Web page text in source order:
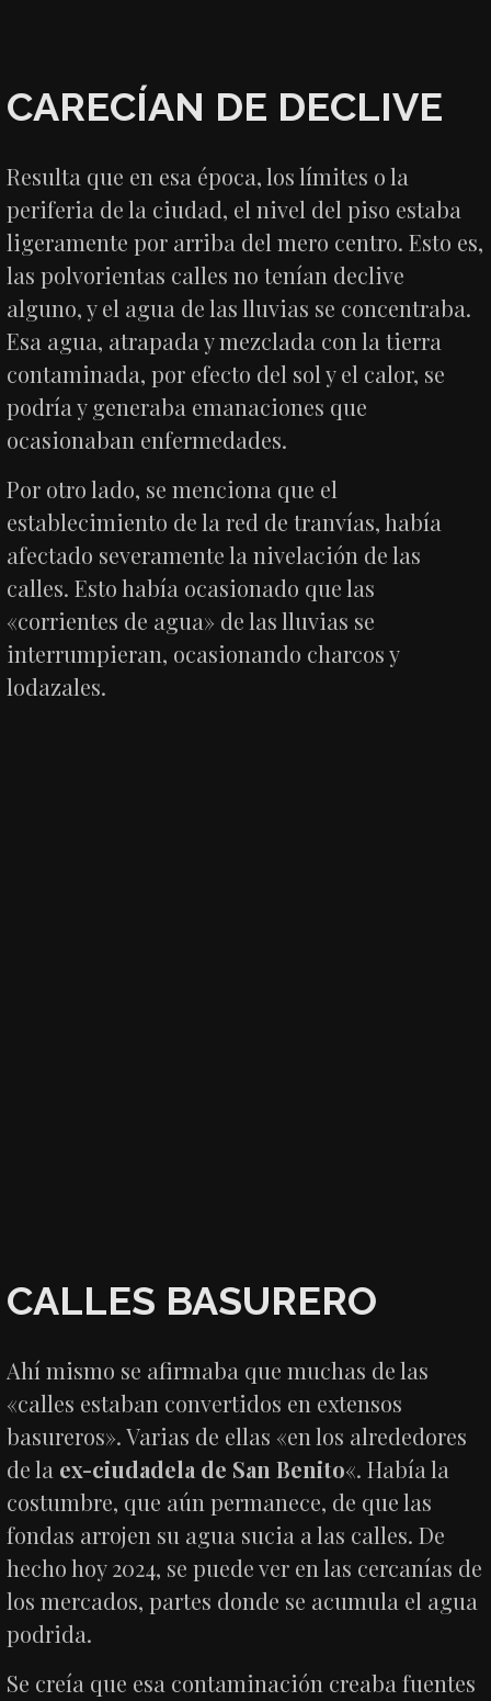
CARECÍAN DE DECLIVE
Resulta que en esa época, los límites o la
periferia de la ciudad, el nivel del piso estaba
ligeramente por arriba del mero centro. Esto es,
las polvorientas calles no tenían declive
alguno, y el agua de las lluvias se concentraba.
Esa agua, atrapada y mezclada con la tierra
contaminada, por efecto del sol y el calor, se
podría y generaba emanaciones que
ocasionaban enfermedades.
Por otro lado, se menciona que el
establecimiento de la red de tranvías, había
afectado severamente la nivelación de las
calles. Esto había ocasionado que las
«corrientes de agua» de las lluvias se
interrumpieran, ocasionando charcos y
lodazales.
CALLES BASURERO
Ahí mismo se afirmaba que muchas de las
«calles estaban convertidos en extensos
basureros». Varias de ellas «en los alrededores
de la ex-ciudadela de San Benito«. Había la
costumbre, que aún permanece, de que las
fondas arrojen su agua sucia a las calles. De
hecho hoy 2024, se puede ver en las cercanías de
los mercados, partes donde se acumula el agua
podrida.
Se creía que esa contaminación creaba fuentes